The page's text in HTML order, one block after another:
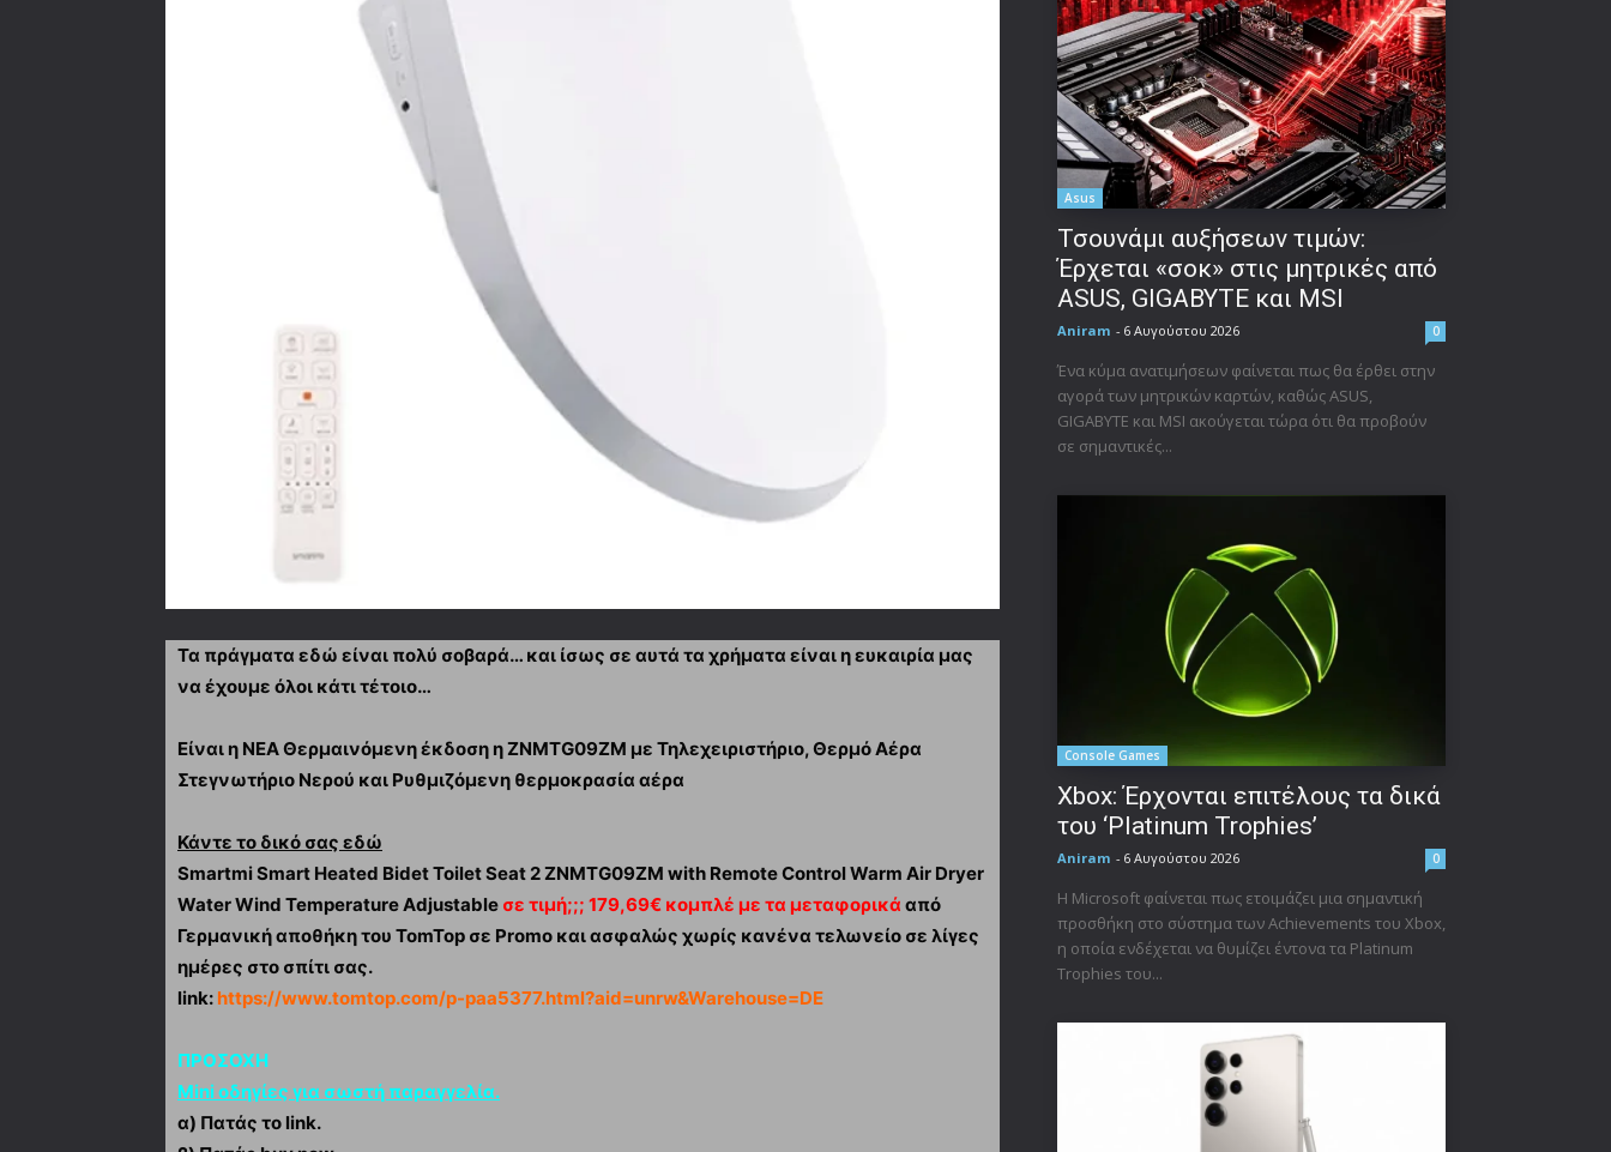
Τα πράγματα εδώ είναι πολύ σοβαρά… και ίσως σε αυτά τα χρήματα είναι η ευκαιρία μας
να έχουμε όλοι κάτι τέτοιο…
Είναι η ΝΕΑ Θερμαινόμενη έκδοση η ZNMTG09ZM με Τηλεχειριστήριο, Θερμό Αέρα
Στεγνωτήριο Νερού και Ρυθμιζόμενη θερμοκρασία αέρα
Κάντε το δικό σας εδώ
Smartmi Smart Heated Bidet Toilet Seat 2 ZNMTG09ZM with Remote Control Warm Air Dryer
Water Wind Temperature Adjustable σε τιμή;;; 179,69€ κομπλέ με τα μεταφορικά από
Γερμανική αποθήκη του TomTop σε Promo και ασφαλώς χωρίς κανένα τελωνείο σε λίγες
ημέρες στο σπίτι σας.
link: https://www.tomtop.com/p-paa5377.html?aid=unrw&Warehouse=DE
ΠΡΟΣΟΧΗ
Mini οδηγίες για σωστή παραγγελία.
α) Πατάς το link.
Asus
Τσουνάμι αυξήσεων τιμών:
Έρχεται «σοκ» στις μητρικές από
ASUS, GIGABYTE και MSI
Aniram - 6 Αυγούστου 2026 0
Ένα κύμα ανατιμήσεων φαίνεται πως θα έρθει στην
αγορά των μητρικών καρτών, καθώς ASUS,
GIGABYTE και MSI ακούγεται τώρα ότι θα προβούν
σε σημαντικές...
Console Games
Xbox: Έρχονται επιτέλους τα δικά
του ‘Platinum Trophies’
Aniram - 6 Αυγούστου 2026 0
Η Microsoft φαίνεται πως ετοιμάζει μια σημαντική
προσθήκη στο σύστημα των Achievements του Xbox,
η οποία ενδέχεται να θυμίζει έντονα τα Platinum
Trophies του...